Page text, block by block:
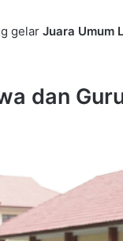
gelar Juara Umum
dan